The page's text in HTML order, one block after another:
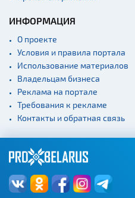
ИНФОРМАЦИЯ
О проекте
Условия и правила портала
Использование материалов
Владельцам бизнеса
Реклама на портале
Требования к рекламе
Контакты и обратная связь